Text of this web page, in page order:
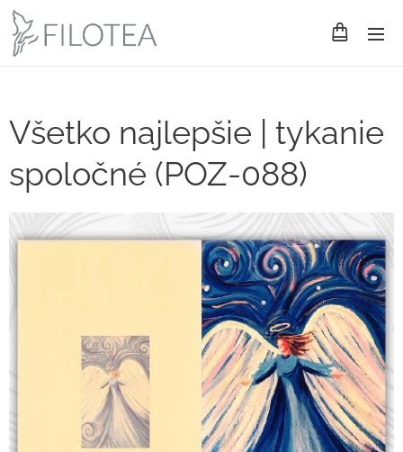
Všetko najlepšie | tykanie
spoločné (POZ-088)